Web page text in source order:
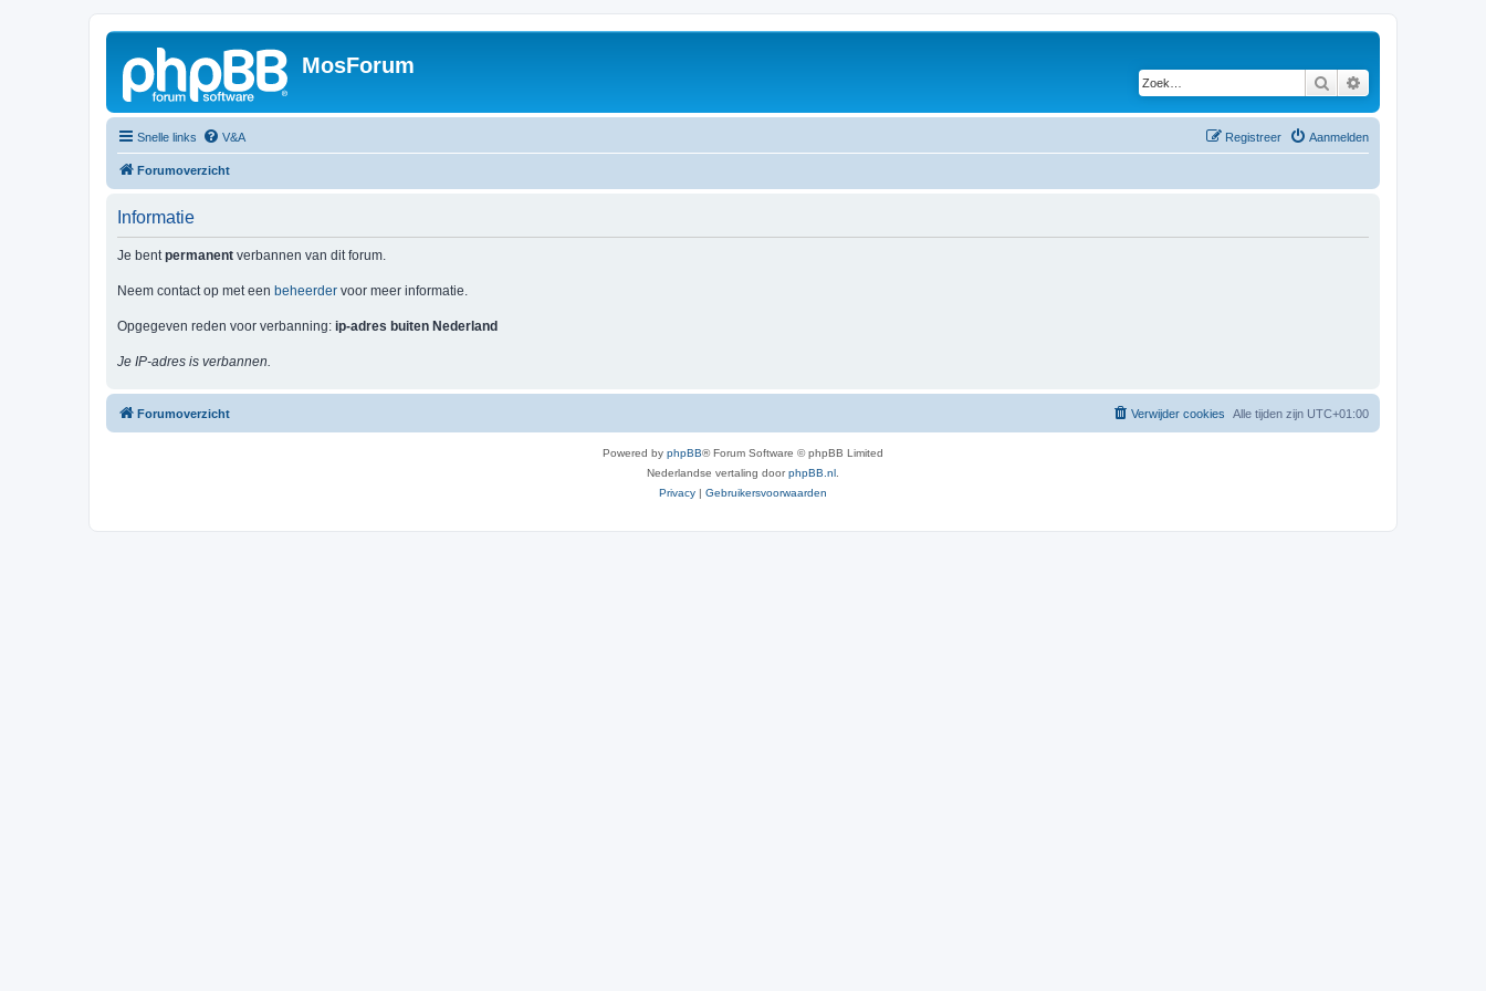
MosForum
Zoek
Snelle links V&A Aanmelden
Registreer
Forumoverzicht
Informatie
Je bentpermanent verbannen van dit forum.
Neem contact op met een beheerder voor meer informatie.
Opgegeven reden voor verbanning: ip-adres buiten Nederland
Je IP-adres is verbannen.
Forumoverzicht Alle tijden zijn UTC+01:00
Verwijder cookies
Powered by phpBB® Forum Software © phpBB Limited
Nederlandse vertaling doorphpBB.nl
Privacy | Gebruikersvoorwaarden